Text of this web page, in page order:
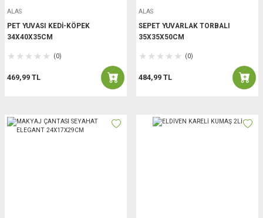
ALAS
PET YUVASI KEDİ-KÖPEK
34X40X35CM
(0)
469,99 TL
ALAS
SEPET YUVARLAK TORBALI
35X35X50CM
(0)
484,99 TL